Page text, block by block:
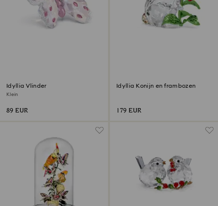
Idyllia Vlinder
Klein
89 EUR
Idyllia Konijn en frambozen
179 EUR